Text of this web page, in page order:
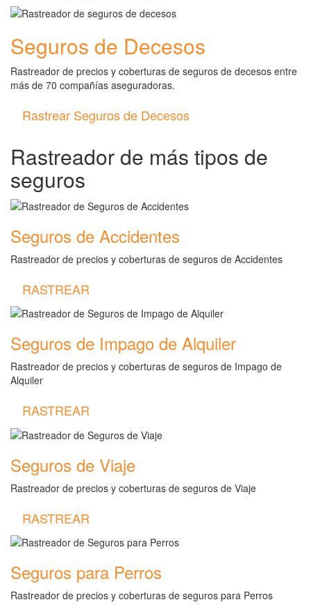
Seguros de Decesos
Rastreador de precios y coberturas de seguros de decesos entre
más de 70 compañías aseguradoras.
Rastrear Seguros de Decesos
Rastreador de más tipos de
seguros
Seguros de Accidentes
Rastreador de precios y coberturas de seguros de Accidentes
RASTREAR
Seguros de Impago de Alquiler
Rastreador de precios y coberturas de seguros de Impago de
Alquiler
RASTREAR
Seguros de Viaje
Rastreador de precios y coberturas de seguros de Viaje
RASTREAR
Seguros para Perros
Rastreador de precios y coberturas de seguros para Perros